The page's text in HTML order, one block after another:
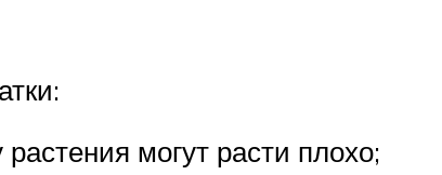
могут расти плохо;